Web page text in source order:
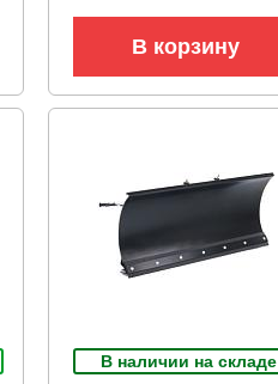
В корзину
В наличии на складе